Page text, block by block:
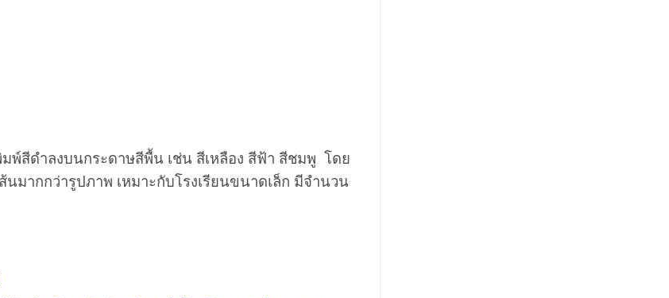
พ์สีดำลงบนกระดาษสีพื้น เช่น สีเหลือง สีฟ้า สีชมพู โดย
มากกว่ารูปภาพ เหมาะกับโรงเรียนขนาดเล็ก มีจำนวน